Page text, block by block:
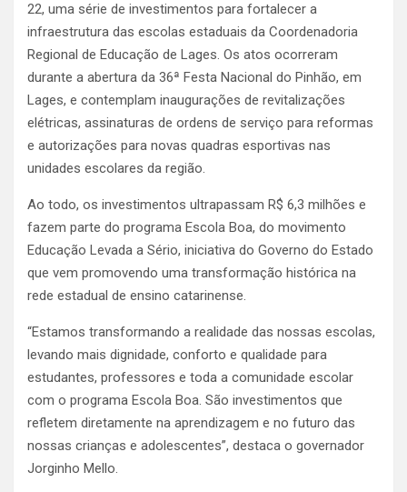
22, uma série de investimentos para fortalecer a
infraestrutura das escolas estaduais da Coordenadoria
Regional de Educação de Lages. Os atos ocorreram
durante a abertura da 36ª Festa Nacional do Pinhão, em
Lages, e contemplam inaugurações de revitalizações
elétricas, assinaturas de ordens de serviço para reformas
e autorizações para novas quadras esportivas nas
unidades escolares da região.
Ao todo, os investimentos ultrapassam R$ 6,3 milhões e
fazem parte do programa Escola Boa, do movimento
Educação Levada a Sério, iniciativa do Governo do Estado
que vem promovendo uma transformação histórica na
rede estadual de ensino catarinense.
“Estamos transformando a realidade das nossas escolas,
levando mais dignidade, conforto e qualidade para
estudantes, professores e toda a comunidade escolar
com o programa Escola Boa. São investimentos que
refletem diretamente na aprendizagem e no futuro das
nossas crianças e adolescentes”, destaca o governador
Jorginho Mello.